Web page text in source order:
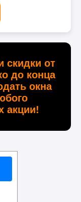
скидки от
до конца
окна
акции!